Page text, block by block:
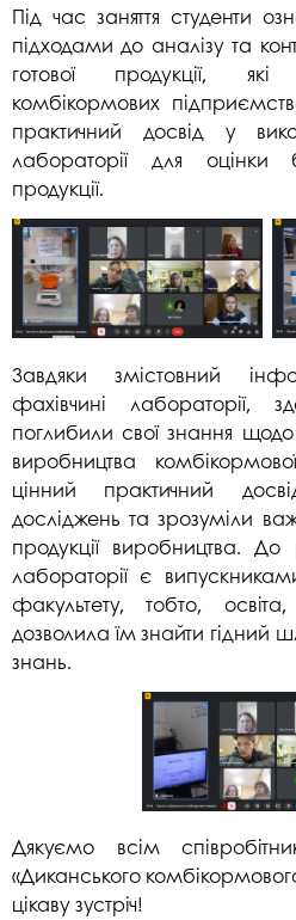
Під час заняття студенти
підходами до аналізу та
готової продукції,
комбікормових
практичний досвід у
лабораторії для оцінки
продукції.
Завдяки змістовний
фахівчині лабораторії,
поглибили свої знання щодо
виробництва
цінний практичний
досліджень та зрозуміли
продукції виробництва. До
лабораторії є
факультету, тобто,
дозволила їм знайти гідний
знань.
Дякуємо всім
«Диканського
цікаву зустріч!